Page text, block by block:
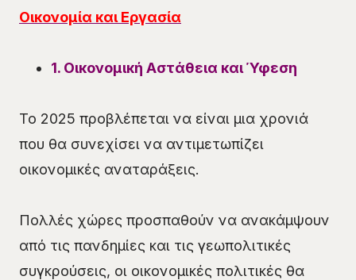
Οικονομία και Εργασία
1. Οικονομική Αστάθεια και Ύφεση
Το 2025 προβλέπεται να είναι μια χρονιά
που θα συνεχίσει να αντιμετωπίζει
οικονομικές αναταράξεις.
Πολλές χώρες προσπαθούν να ανακάμψουν
από τις πανδημίες και τις γεωπολιτικές
συγκρούσεις, οι οικονομικές πολιτικές θα